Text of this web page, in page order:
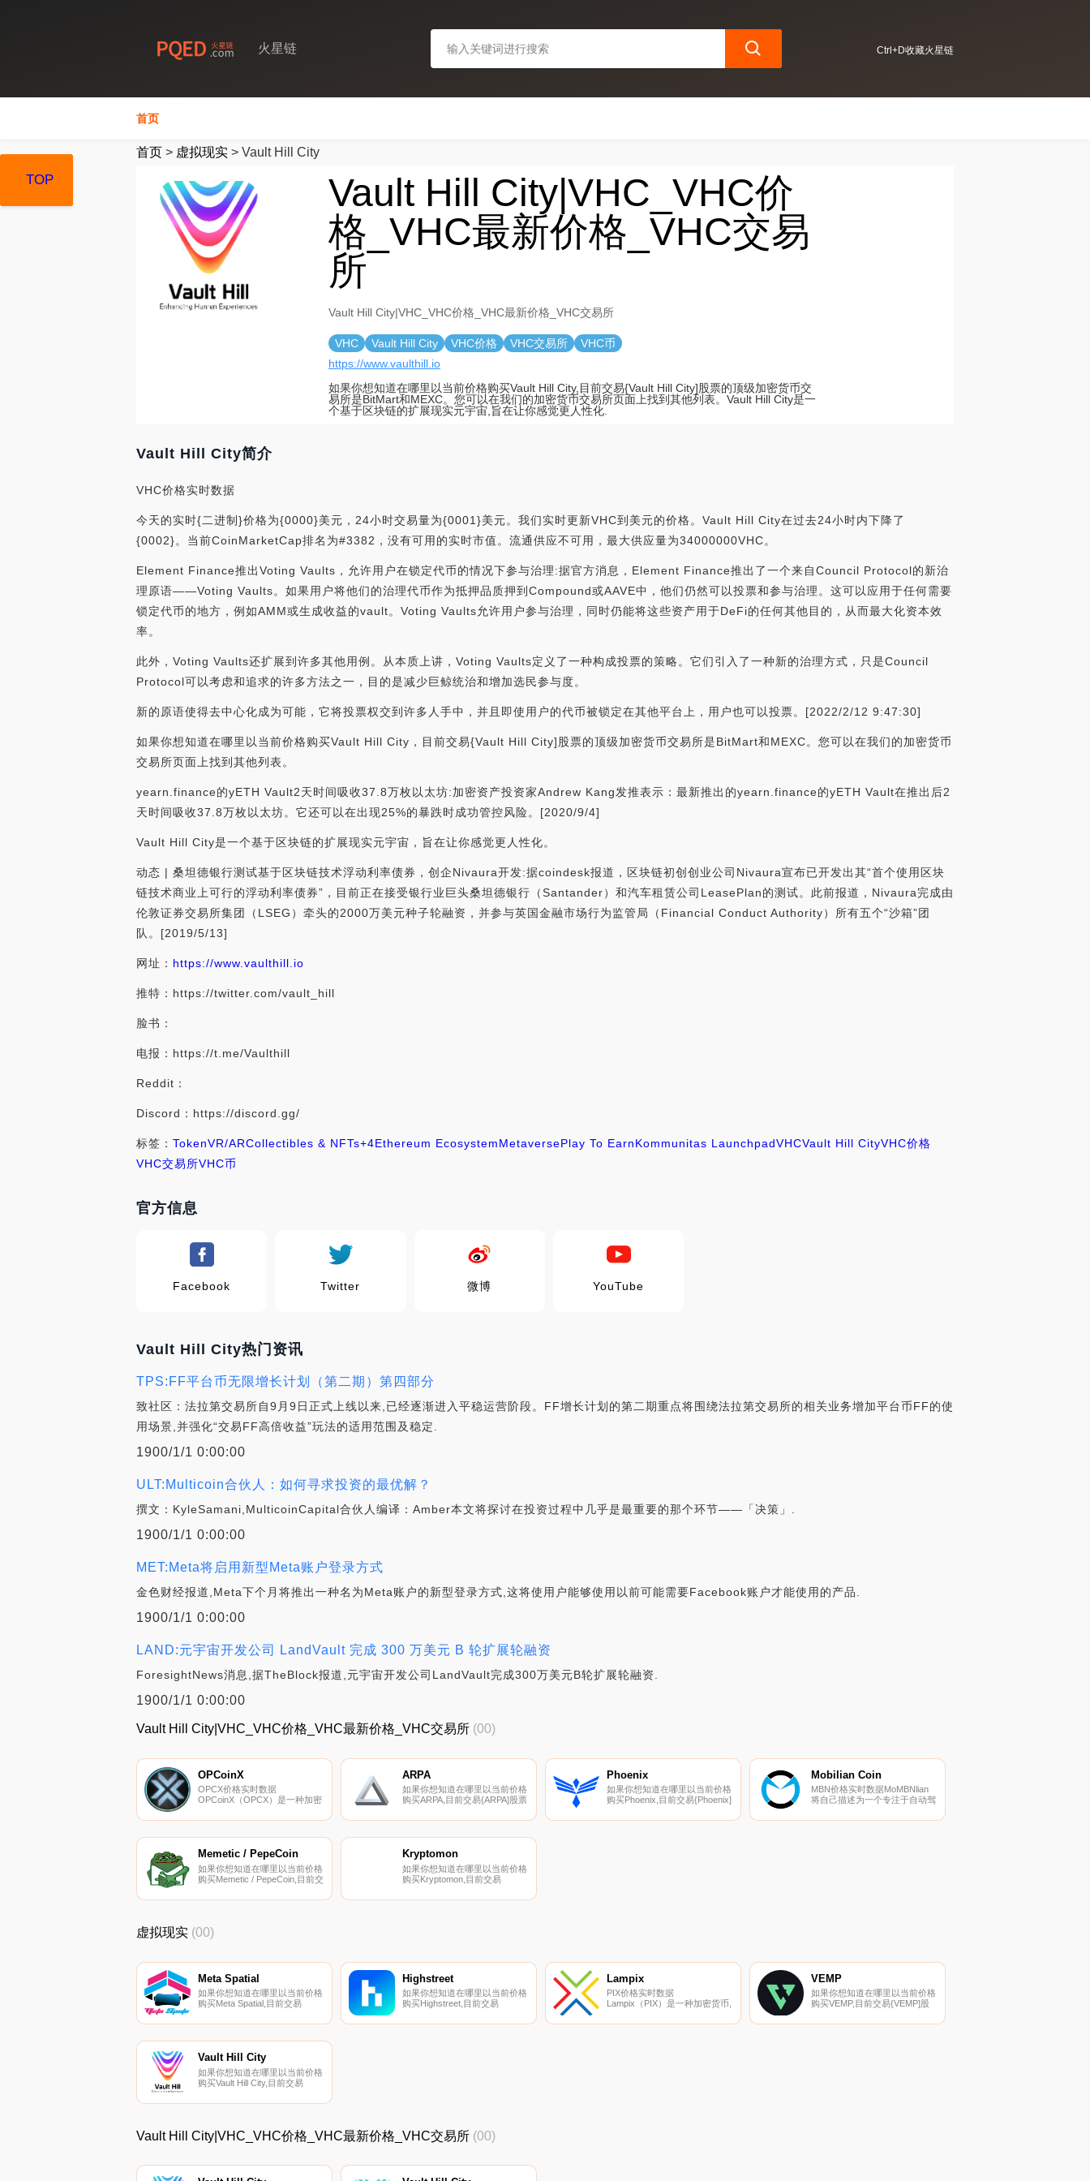
火星链 Ctrl+D收藏火星链
首页
首页 > 虚拟现实 > Vault Hill City
Vault Hill City|VHC_VHC价
格_VHC最新价格_VHC交易
所
Vault Hill City|VHC_VHC价格_VHC最新价格_VHC交易所
VHC Vault Hill City VHC价格 VHC交易所
VHC币
https://www.vaulthill.io
如果你想知道在哪里以当前价格购买Vault Hill City,目前交易{Vault Hill City]股票的顶级加密货币交
易所是BitMart和MEXC。您可以在我们的加密货币交易所页面上找到其他列表。Vault Hill City是一
个基于区块链的扩展现实元宇宙,旨在让你感觉更人性化.
Vault Hill City简介
VHC价格实时数据
今天的实时{二进制}价格为{0000}美元，24小时交易量为{0001}美元。我们实时更新VHC到美元的价格。Vault Hill City在过去24小时内下降了
{0002}。当前CoinMarketCap排名为#3382，没有可用的实时市值。流通供应不可用，最大供应量为34000000VHC。
Element Finance推出Voting Vaults，允许用户在锁定代币的情况下参与治理:据官方消息，Element Finance推出了一个来自Council Protocol的新治
理原语——Voting Vaults。如果用户将他们的治理代币作为抵押品质押到Compound或AAVE中，他们仍然可以投票和参与治理。这可以应用于任何需要
锁定代币的地方，例如AMM或生成收益的vault。Voting Vaults允许用户参与治理，同时仍能将这些资产用于DeFi的任何其他目的，从而最大化资本效
率。
此外，Voting Vaults还扩展到许多其他用例。从本质上讲，Voting Vaults定义了一种构成投票的策略。它们引入了一种新的治理方式，只是Council
Protocol可以考虑和追求的许多方法之一，目的是减少巨鲸统治和增加选民参与度。
新的原语使得去中心化成为可能，它将投票权交到许多人手中，并且即使用户的代币被锁定在其他平台上，用户也可以投票。[2022/2/12 9:47:30]
如果你想知道在哪里以当前价格购买Vault Hill City，目前交易{Vault Hill City]股票的顶级加密货币交易所是BitMart和MEXC。您可以在我们的加密货币
交易所页面上找到其他列表。
yearn.finance的yETH Vault2天时间吸收37.8万枚以太坊:加密资产投资家Andrew Kang发推表示：最新推出的yearn.finance的yETH Vault在推出后2
天时间吸收37.8万枚以太坊。它还可以在出现25%的暴跌时成功管控风险。[2020/9/4]
Vault Hill City是一个基于区块链的扩展现实元宇宙，旨在让你感觉更人性化。
动态 | 桑坦德银行测试基于区块链技术浮动利率债券，创企Nivaura开发:据coindesk报道，区块链初创创业公司Nivaura宣布已开发出其“首个使用区块
链技术商业上可行的浮动利率债券”，目前正在接受银行业巨头桑坦德银行（Santander）和汽车租赁公司LeasePlan的测试。此前报道，Nivaura完成由
伦敦证券交易所集团（LSEG）牵头的2000万美元种子轮融资，并参与英国金融市场行为监管局（Financial Conduct Authority）所有五个“沙箱”团
队。[2019/5/13]
网址： https://www.vaulthill.io
推特：https://twitter.com/vault_hill
脸书：
电报：https://t.me/Vaulthill
Reddit：
Discord：https://discord.gg/
标签： TokenVR/ARCollectibles & NFTs+4Ethereum EcosystemMetaversePlay To EarnKommunitas LaunchpadVHCVault Hill CityVHC价格
VHC交易所VHC币
官方信息
Facebook Twitter 微博 YouTube
Vault Hill City热门资讯
TPS:FF平台币无限增长计划（第二期）第四部分
致社区：法拉第交易所自9月9日正式上线以来,已经逐渐进入平稳运营阶段。FF增长计划的第二期重点将围绕法拉第交易所的相关业务增加平台币FF的使
用场景,并强化“交易FF高倍收益”玩法的适用范围及稳定.
1900/1/1 0:00:00
ULT:Multicoin合伙人：如何寻求投资的最优解？
撰文：KyleSamani,MulticoinCapital合伙人编译：Amber本文将探讨在投资过程中几乎是最重要的那个环节——「决策」.
1900/1/1 0:00:00
MET:Meta将启用新型Meta账户登录方式
金色财经报道,Meta下个月将推出一种名为Meta账户的新型登录方式,这将使用户能够使用以前可能需要Facebook账户才能使用的产品.
1900/1/1 0:00:00
LAND:元宇宙开发公司 LandVault 完成 300 万美元 B 轮扩展轮融资
ForesightNews消息,据TheBlock报道,元宇宙开发公司LandVault完成300万美元B轮扩展轮融资.
1900/1/1 0:00:00
TOP
Vault Hill City|VHC_VHC价格_VHC最新价格_VHC交易所 (00)
OPCoinX
OPCX价格实时数据
OPCoinX（OPCX）是一种加密
成OPCX。OPCoinX的电流供应
0.0001299美元,在过去24小时内
上涨了1.44美元.
ARPA
如果你想知道在哪里以当前价格
购买ARPA,目前交易{ARPA]股票
Binance、Bitrue、ByARPAt、
找到其他列表.
Phoenix
如果你想知道在哪里以当前价格
购买Phoenix,目前交易{Phoenix]
Binance、Deepcoin、Bitrue、
Mobilian Coin
MBN价格实时数据MoMBNlian
将自己描述为一个专注于自动驾
MoMBNlian的成立是为了加速和
Memetic / PepeCoin
如果你想知道在哪里以当前价格
购买Memetic / PepeCoin,目前交
顶级加密货币交易所是
到其他列表.
Kryptomon
如果你想知道在哪里以当前价格
购买Kryptomon,目前交易
币交易所是ByKMONt、
TOP
虚拟现实 (00)
Meta Spatial
如果你想知道在哪里以当前价格
购买Meta Spatial,目前交易
币交易所是MEXC和
找到其他列表。Meta Spatial是
一个虚拟超宇宙（元宇宙）,包
括各种无限空间.
Highstreet
如果你想知道在哪里以当前价格
购买Highstreet,目前交易
币交易所是Binance、
Lampix
PIX价格实时数据
Lampix（PIX）是一种加密货币,
目前的供应量为327154880,其
VEMP
如果你想知道在哪里以当前价格
购买VEMP,目前交易{VEMP]股
Bitrue、CoinW、Bitget、
Vault Hill City
如果你想知道在哪里以当前价格
购买Vault Hill City,目前交易
货币交易所是BitMart和MEXC。
City是一个基于区块链的扩展现
实元宇宙,旨在让你感觉更人性
TOP
Vault Hill City|VHC_VHC价格_VHC最新价格_VHC交易所 (00)